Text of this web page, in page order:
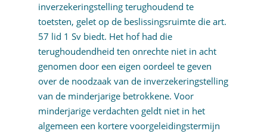
inverzekeringstelling terughoudend te
toetsten, gelet op de beslissingsruimte die art.
57 lid 1 Sv biedt. Het hof had die
terughoudendheid ten onrechte niet in acht
genomen door een eigen oordeel te geven
over de noodzaak van de inverzekeringstelling
van de minderjarige betrokkene. Voor
minderjarige verdachten geldt niet in het
algemeen een kortere voorgeleidingstermijn